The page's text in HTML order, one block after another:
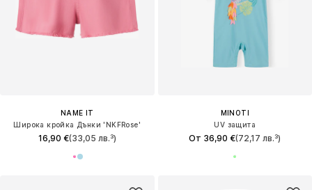
NAME IT
Широка кройка Дънки 'NKFRose'
16,90 €(33,05 лв.³)
MINOTI
UV защита
От 36,90 €(72,17 лв.³)